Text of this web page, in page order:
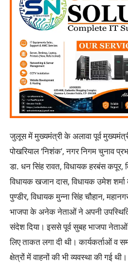
जुलूस में मुख्यमंत्री के अलावा पूर्व
पोखरियाल ‘निशंक’, नगर निगम चुनाव
डा. धन सिंह रावत, विधायक हरबंस कपूर,
विधायक खजान दास, विधायक उमेश
पुण्डीर, विधायक मुन्ना सिंह चौहान,
भाजपा के अनेक नेताओं ने अपनी
संदेश दिया। इससे पूर्व सुबह भाजपा
लिए ताकत लगा दी थी। कार्यकर्ताओं व
क्षेत्रों में वाहनों की भी व्यवस्था की गई